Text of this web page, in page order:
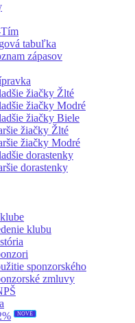
tabuľka
zápasov
žiačky Žlté
žiačky Modré
žiačky Biele
žiačky Žlté
žiačky Modré
dorastenky
dorastenky
klubu
sponzorského
zmluvy
NOVÉ